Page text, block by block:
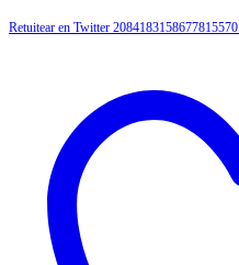
Retuitear en Twitter 2084183158677815570